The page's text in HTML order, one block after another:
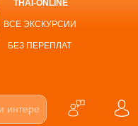
THAI-ONLINE
ВСЕ ЭКСКУРСИИ
БЕЗ ПЕРЕПЛАТ